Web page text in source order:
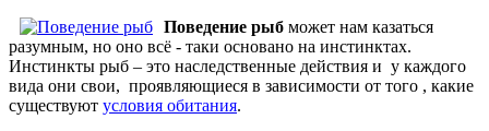
Поведение рыб может нам казаться
разумным, но оно всё - таки основано на инстинктах.
Инстинкты рыб – это наследственные действия и у каждого
вида они свои, проявляющиеся в зависимости от того , какие
существуют условия обитания.